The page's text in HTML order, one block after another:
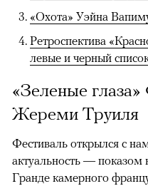
«Охота» Уэйна
Ретроспектива
левые и черный
«Зеленые
Жереми Труиля
Фестиваль открылся с
актуальность —
Гранде камерного